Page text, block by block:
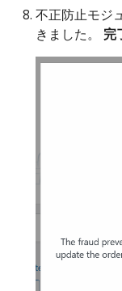
不正防止モジ
きました。 完